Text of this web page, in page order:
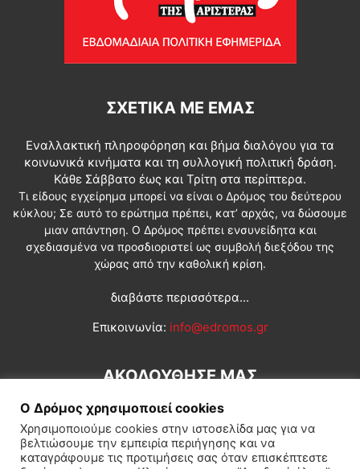
ΣΧΕΤΙΚΆ ΜΕ ΕΜΆΣ
Εναλλακτική πληροφόρηση και βήμα διαλόγου για τα
κοινωνικά κινήματα και τη συλλογική πολιτική δράση.
Κάθε Σάββατο έως και Τρίτη στα περίπτερα.
Τι είδους εγχείρημα μπορεί να είναι ο Δρόμος του δεύτερου
κύκλου; Σε αυτό το ερώτημα πρέπει, κατ’ αρχάς, να δώσουμε
μιαν απάντηση. Ο Δρόμος πρέπει ενσυνείδητα και
σχεδιασμένα να προσδιοριστεί ως συμβολή διεξόδου της
χώρας από την καθολική κρίση.
διαβάστε περισσότερα...
Επικοινωνία: info@edromos.gr
ΑΚΟΛΟΥΘΗΣΕ ΜΑΣ
Ο Δρόμος χρησιμοποιεί cookies
Χρησιμοποιούμε cookies στην ιστοσελίδα μας για να
βελτιώσουμε την εμπειρία περιήγησης και να
καταγράφουμε τις προτιμήσεις σας όταν επισκέπτεστε